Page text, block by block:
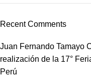
Recent Comments
Juan Fernando Tamayo
realización de la 17°
Perú